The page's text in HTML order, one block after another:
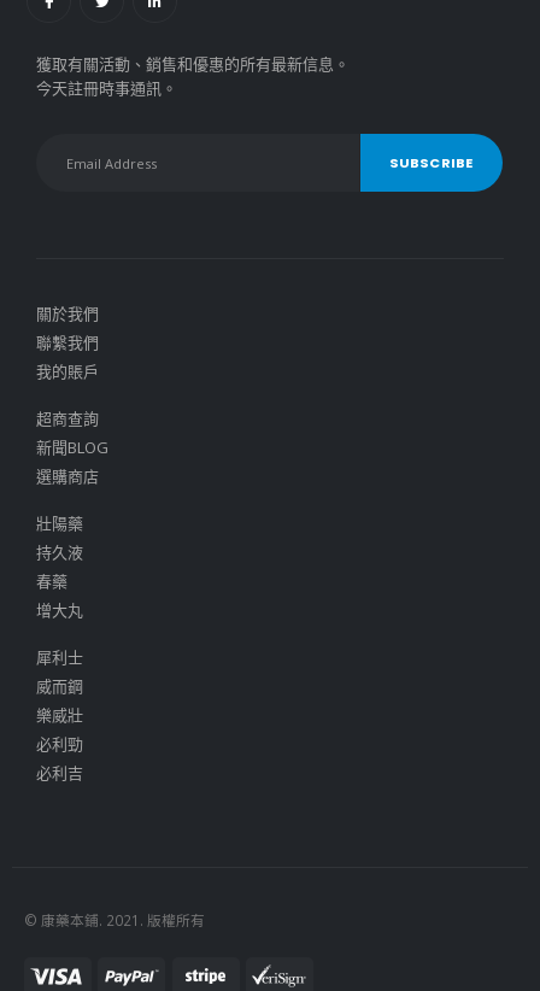
獲取有關活動、銷售和優惠的所有最新信息。
今天註冊時事通訊。
關於我們
聯繫我們
我的賬戶
超商查詢
新聞BLOG
選購商店
壯陽藥
持久液
春藥
增大丸
犀利士
威而鋼
樂威壯
必利勁
必利吉
© 康藥本鋪. 2021. 版權所有